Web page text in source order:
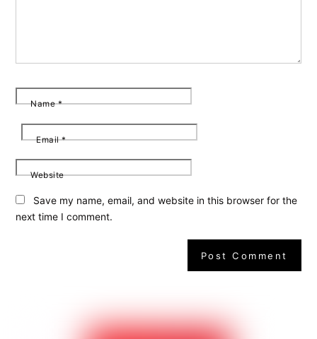
Name*
Email*
Website
Save my name, email, and website in this browser for the
next time I comment.